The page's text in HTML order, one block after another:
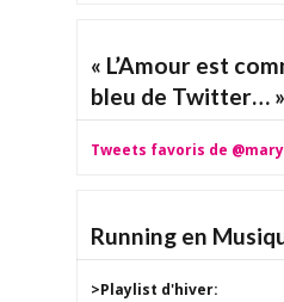
« L’Amour est
bleu de Twitter… »
Tweets favoris de
Running en
>Playlist d'hiver: